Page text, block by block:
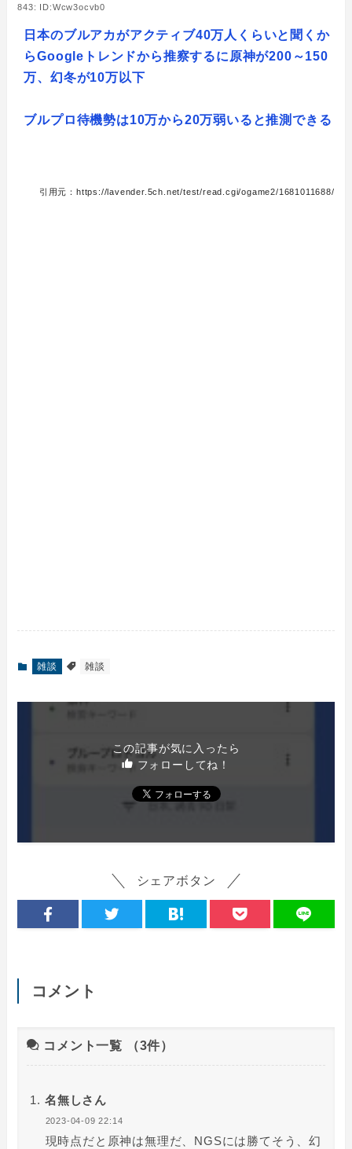
843: ID:Wcw3ocvb0
日本のブルアカがアクティブ40万人くらいと聞くか
らGoogleトレンドから推察するに原神が200～150
万、幻冬が10万以下
ブルプロ待機勢は10万から20万弱いると推測できる
引用元：https://lavender.5ch.net/test/read.cgi/ogame2/1681011688/
雑談 雑談
この記事が気に入ったら
フォローしてね！
シェアボタン
コメント
コメント一覧 （3件）
名無しさん
2023-04-09 22:14
現時点だと原神は無理だ、NGSには勝てそう、幻